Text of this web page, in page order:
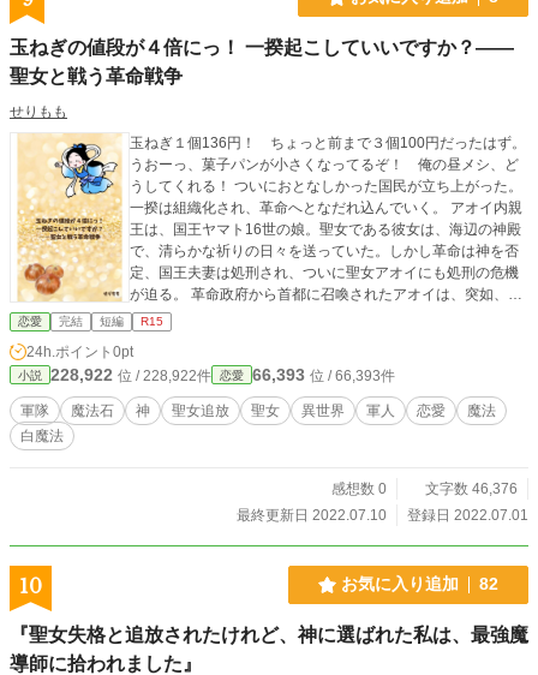
玉ねぎの値段が４倍にっ！ 一揆起こしていいですか？――
聖女と戦う革命戦争
せりもも
玉ねぎ１個136円！ ちょっと前まで３個100円だったはず。
うおーっ、菓子パンが小さくなってるぞ！ 俺の昼メシ、ど
うしてくれる！ ついにおとなしかった国民が立ち上がった。
一揆は組織化され、革命へとなだれ込んでいく。 アオイ内親
王は、国王ヤマト16世の娘。聖女である彼女は、海辺の神殿
で、清らかな祈りの日々を送っていた。しかし革命は神を否
定、国王夫妻は処刑され、ついに聖女アオイにも処刑の危機
が迫る。 革命政府から首都に召喚されたアオイは、突如、軍
の将校ノギにさらわれてしまう。強引なノギからアオイは、
腹部に被弾したヨシツネ准将の命を救うよう命じられる。聖
女の義務は、いやしと治癒。アオイは、白魔法を使ってヨシ
ツネを生き返らせることに成功する。 いやみで意固地なノギ
准将が、アオイは苦手だった。一方で、白魔法を用いて彼女
が命を救ったヨシツネはアオイになつき、後をついてくるよ
下さった方へ、恒例のお礼企画です もちろん、はじめまし
ト：イラストAC しまたけひと「天女（２）・笑顔」 たまね
ぎの写真：Mike Mozart "Onions"https://www.flickr.com/photo
恋愛 完結 短編 R15
24h.ポイント 0pt
小説 228,922 位 / 228,922件 恋愛 66,393 位 / 66,393件
軍隊 魔法石 神 聖女追放 聖女 異世界 軍人 恋愛
魔法
白魔法
感想数 0
文字数 46,376
最終更新日 2022.07.10
登録日 2022.07.01
10 お気に入り追加 82
『聖女失格と追放されたけれど、神に選ばれた私は、最強魔
導師に拾われました』